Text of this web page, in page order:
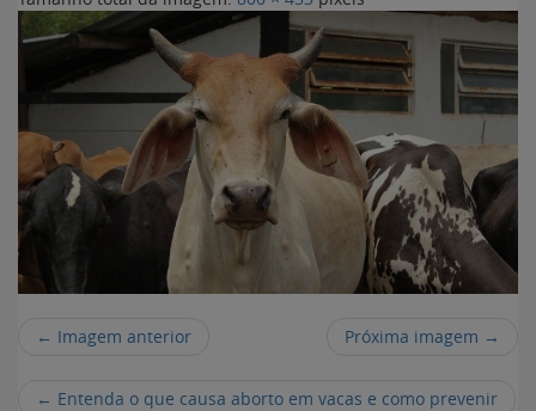
← Imagem anterior Próxima imagem →
← Entenda o que causa aborto em vacas e como prevenir